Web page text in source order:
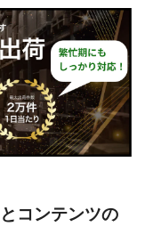
コンテンツの